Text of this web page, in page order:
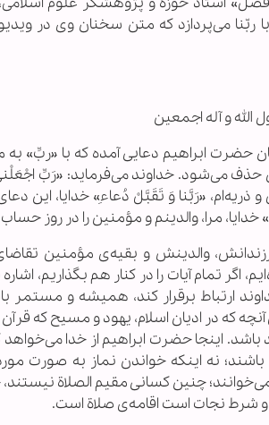
ربّنا می‌پردازد که متن سخنان وی در
الله و آله اجمعین
از زبان حضرت ابراهیم دعایی آمده که با
حذف می‌شود. خداوند می‌فرماید: «رَبِّ اجْعَلْنی‏
«رَبَّنا وَ تَقَبَّلْ دُعاءِ» خدایا، این
خدایا، مرا، والدینم و مؤمنین را در
والدینش و بقیه‌ی مؤمنین
اگر تمام آیات را در کنار هم بگذاریم،
ارتباط برقرار کند، همیشه و مستمر
که در ادیان اسلام، یهود و مسیح که قرآن
باشد. اینجا حضرت ابراهیم از خدا
باشند؛ نه اینکه خواندن نماز به صورت
چنین کسانی مقیم الصلاة
و شرط نجات است اقامه‌ی صلاة است.